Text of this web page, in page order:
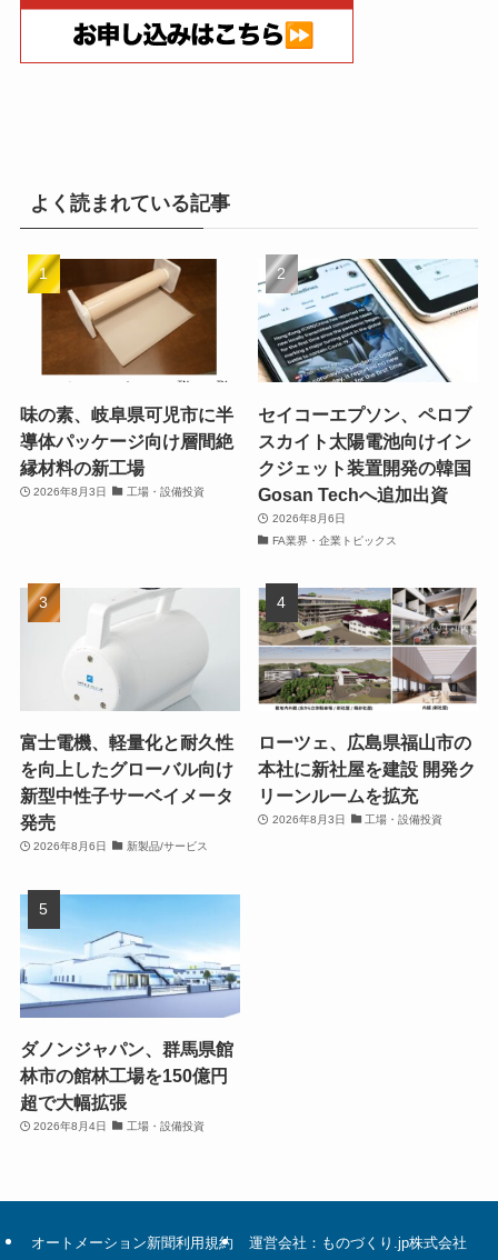
よく読まれている記事
味の素、岐阜県可児市に半
導体パッケージ向け層間絶
縁材料の新工場
2026年8月3日 工場・設備投資
セイコーエプソン、ペロブ
スカイト太陽電池向けイン
クジェット装置開発の韓国
Gosan Techへ追加出資
2026年8月6日
FA業界・企業トピックス
富士電機、軽量化と耐久性
を向上したグローバル向け
新型中性子サーベイメータ
発売
2026年8月6日 新製品/サービス
ローツェ、広島県福山市の
本社に新社屋を建設 開発ク
リーンルームを拡充
2026年8月3日 工場・設備投資
ダノンジャパン、群馬県館
林市の館林工場を150億円
超で大幅拡張
2026年8月4日 工場・設備投資
オートメーション新聞利用規約 運営会社：ものづくり.jp株式会社